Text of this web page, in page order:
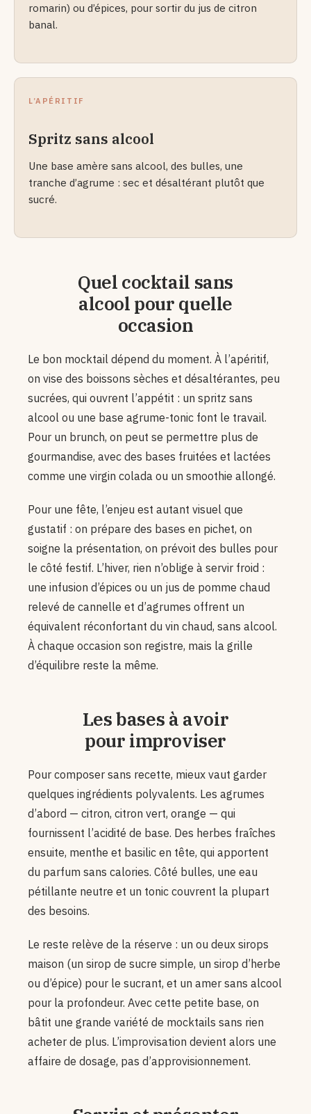
romarin) ou d’épices, pour sortir du jus de citron
banal.
L’APÉRITIF
Spritz sans alcool
Une base amère sans alcool, des bulles, une
tranche d’agrume : sec et désaltérant plutôt que
sucré.
Quel cocktail sans
alcool pour quelle
occasion
Le bon mocktail dépend du moment. À l’apéritif,
on vise des boissons sèches et désaltérantes, peu
sucrées, qui ouvrent l’appétit : un spritz sans
alcool ou une base agrume-tonic font le travail.
Pour un brunch, on peut se permettre plus de
gourmandise, avec des bases fruitées et lactées
comme une virgin colada ou un smoothie allongé.
Pour une fête, l’enjeu est autant visuel que
gustatif : on prépare des bases en pichet, on
soigne la présentation, on prévoit des bulles pour
le côté festif. L’hiver, rien n’oblige à servir froid :
une infusion d’épices ou un jus de pomme chaud
relevé de cannelle et d’agrumes offrent un
équivalent réconfortant du vin chaud, sans alcool.
À chaque occasion son registre, mais la grille
d’équilibre reste la même.
Les bases à avoir
pour improviser
Pour composer sans recette, mieux vaut garder
quelques ingrédients polyvalents. Les agrumes
d’abord — citron, citron vert, orange — qui
fournissent l’acidité de base. Des herbes fraîches
ensuite, menthe et basilic en tête, qui apportent
du parfum sans calories. Côté bulles, une eau
pétillante neutre et un tonic couvrent la plupart
des besoins.
Le reste relève de la réserve : un ou deux sirops
maison (un sirop de sucre simple, un sirop d’herbe
ou d’épice) pour le sucrant, et un amer sans alcool
pour la profondeur. Avec cette petite base, on
bâtit une grande variété de mocktails sans rien
acheter de plus. L’improvisation devient alors une
affaire de dosage, pas d’approvisionnement.